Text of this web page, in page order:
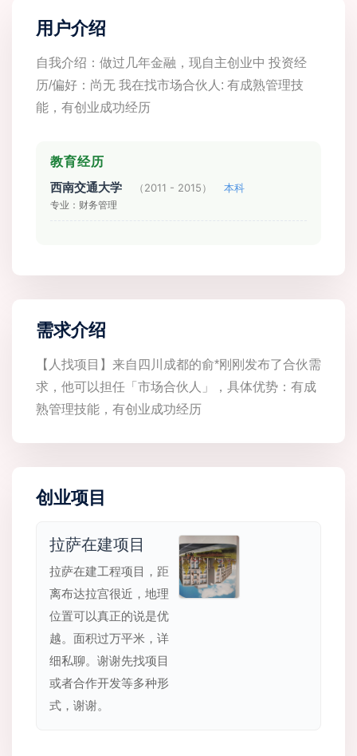
用户介绍
自我介绍：做过几年金融，现自主创业中 投资经
历/偏好：尚无 我在找市场合伙人: 有成熟管理技
能，有创业成功经历
教育经历
西南交通大学 （2011 - 2015） 本科
专业：财务管理
需求介绍
【人找项目】来自四川成都的俞*刚刚发布了合伙需
求，他可以担任「市场合伙人」，具体优势：有成
熟管理技能，有创业成功经历
创业项目
拉萨在建项目
拉萨在建工程项目，距
离布达拉宫很近，地理
位置可以真正的说是优
越。面积过万平米，详
细私聊。谢谢先找项目
或者合作开发等多种形
式，谢谢。